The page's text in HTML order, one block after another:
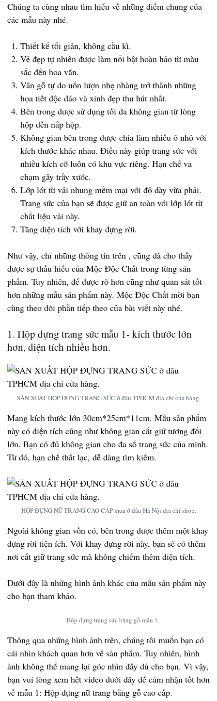
Chúng ta cùng nhau tìm hiểu về những điểm chung của
các mẫu này nhé.
Thiết kế tối giản, không cầu kì.
Vẻ đẹp tự nhiên được làm nổi bật hoàn hảo từ màu
sắc đến hoa văn.
Vân gỗ tự do uốn lượn nhẹ nhàng trở thành những
họa tiết độc đáo và xinh đẹp thu hút nhất.
Bên trong được sử dụng tối đa không gian từ lòng
hộp đến nắp hộp.
Không gian bên trong được chia làm nhiều ô nhỏ với
kích thước khác nhau. Điều này giúp trang sức với
nhiều kích cỡ luôn có khu vực riêng. Hạn chế va
chạm gây trầy xước.
Lớp lót từ vải nhung mềm mại với độ dày vừa phải.
Trang sức của bạn sẽ được giữ an toàn với lớp lót từ
chất liệu vải này.
Tăng diện tích với khay đựng rời.
Như vậy, chỉ những thông tin trên , cũng đã cho thấy
được sự thấu hiểu của Mộc Độc Chất trong từng sản
phẩm. Tuy nhiên, để được rõ hơn cũng như quan sát tốt
hơn những mẫu sản phẩm này. Mộc Độc Chất mời bạn
cùng theo dõi phần tiếp theo của bài viết này nhé.
1. Hộp đựng trang sức mẫu 1- kích thước lớn
hơn, diện tích nhiều hơn.
SẢN XUẤT HỘP ĐỰNG TRANG SỨC ở đâu TPHCM địa chỉ cửa hàng.
Mang kích thước lớn 30cm*25cm*11cm. Mẫu sản phẩm
này có diện tích cũng như không gian cất giữ tương đối
lớn. Bạn có đủ không gian cho đa số trang sức của mình.
Từ đó, hạn chế thất lạc, dễ dàng tìm kiếm.
HỘP ĐỰNG NỮ TRANG CAO CẤP mua ở đâu Hà Nội địa chỉ shop.
Ngoài không gian vốn có, bên trong được thêm một khay
đựng rời tiện ích. Với khay đựng rời này, bạn sẽ có thêm
nơi cất giữ trang sức mà không chiếm thêm diện tích.
Dưới đây là những hình ảnh khác của mẫu sản phẩm này
cho bạn tham khảo.
Hộp đựng trang sức bằng gỗ mẫu 1.
Thông qua những hình ảnh trên, chúng tôi muốn bạn có
cái nhìn khách quan hơn về sản phẩm. Tuy nhiên, hình
ảnh không thể mang lại góc nhìn đầy đủ cho bạn. Vì vậy,
bạn vui lòng xem hết video dưới đây để cảm nhận tốt hơn
về mẫu 1: Hộp đựng nữ trang bằng gỗ cao cấp.